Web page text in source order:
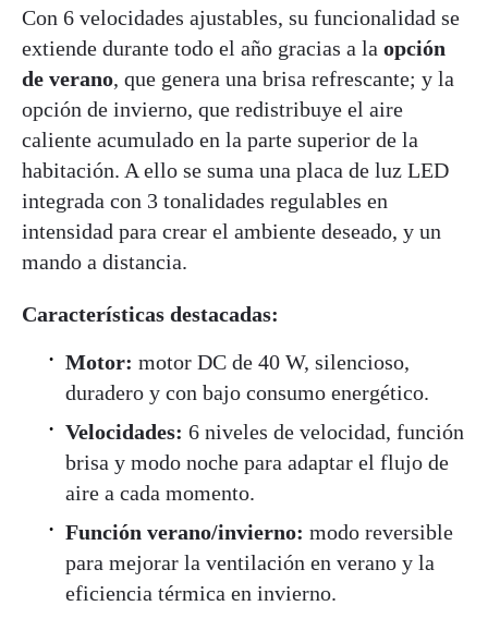
Con 6 velocidades ajustables, su funcionalidad se
extiende durante todo el año gracias a la opción
de verano, que genera una brisa refrescante; y la
opción de invierno, que redistribuye el aire
caliente acumulado en la parte superior de la
habitación. A ello se suma una placa de luz LED
integrada con 3 tonalidades regulables en
intensidad para crear el ambiente deseado, y un
mando a distancia.
Características destacadas:
Motor: motor DC de 40 W, silencioso,
duradero y con bajo consumo energético.
Velocidades: 6 niveles de velocidad, función
brisa y modo noche para adaptar el flujo de
aire a cada momento.
Función verano/invierno: modo reversible
para mejorar la ventilación en verano y la
eficiencia térmica en invierno.